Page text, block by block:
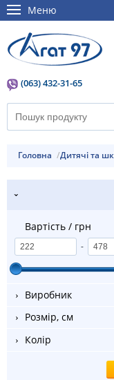
Меню
(063) 432-31-65
Головна Дитячі та
Вартість / грн
-
Виробник
Розмір, см
Колір